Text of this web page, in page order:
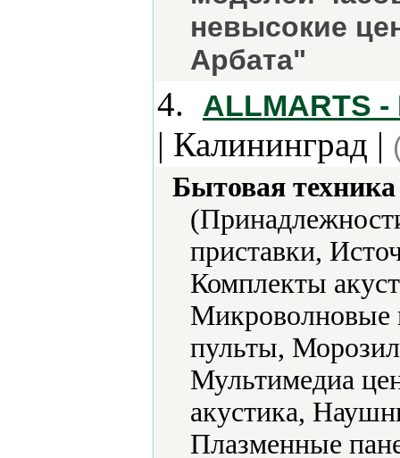
невысокие
Арбата"
4. ALLMARTS
| Калининград |
Бытовая
приставки,
Комплекты
пульты,
Мультимедиа
акустика,
Плазменные